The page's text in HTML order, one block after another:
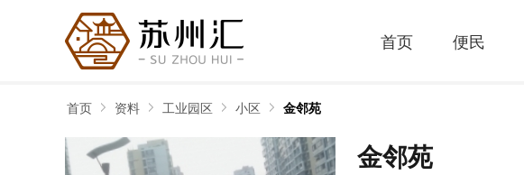
首页 便民
首页 资料 工业园区 小区 金邻苑
金邻苑